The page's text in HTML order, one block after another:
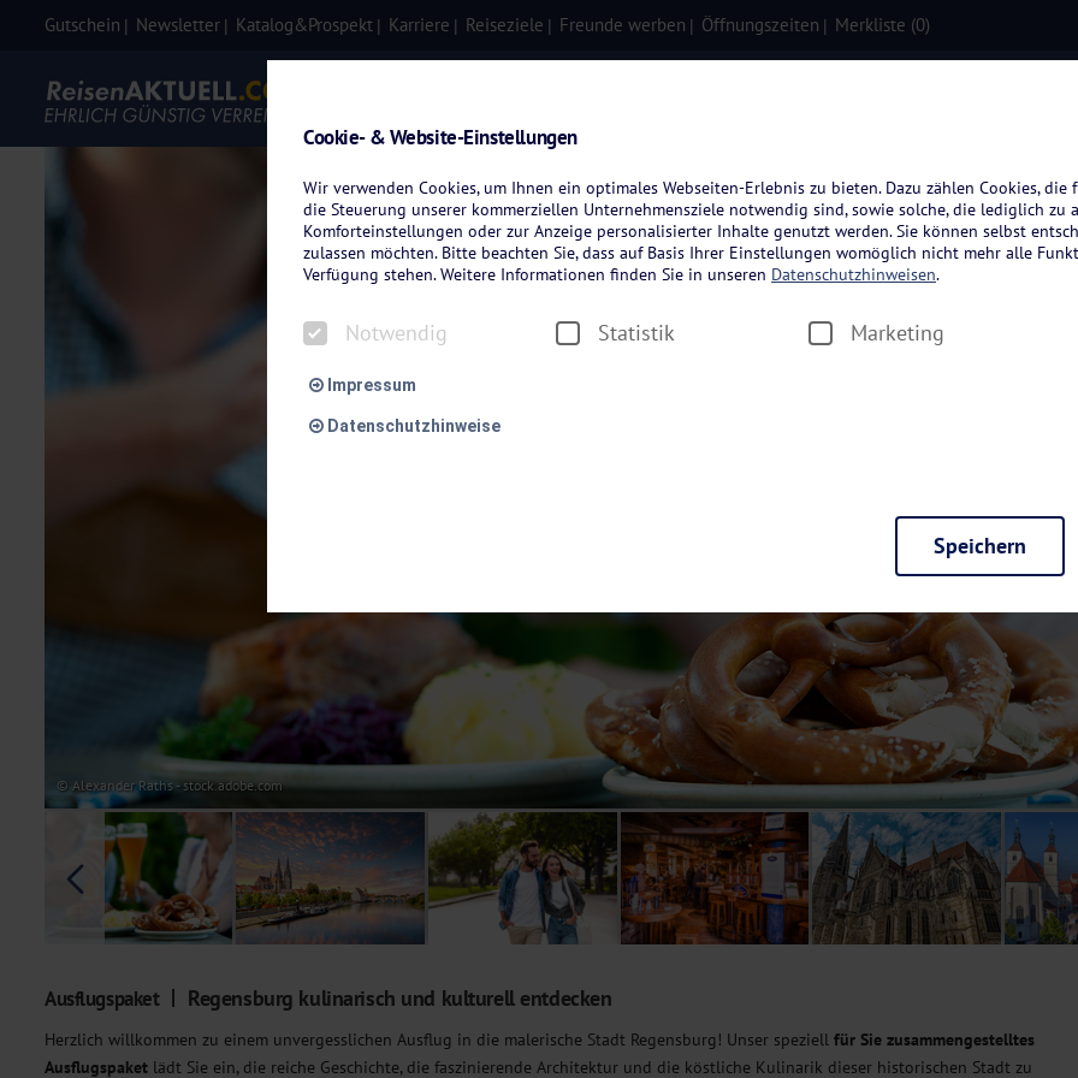
Gutschein Newsletter Katalog&Prospekt Karriere Reiseziele Freunde werben Öffnungszeiten Merkliste (0)
© Alexander Raths - stock.adobe.com
Ausflugspaket Regensburg kulinarisch und kulturell entdecken
Herzlich willkommen zu einem unvergesslichen Ausflug in die malerische Stadt Regensburg! Unser speziell für Sie zusammengestelltes
Ausflugspaket lädt Sie ein, die reiche Geschichte, die faszinierende Architektur und die köstliche Kulinarik dieser historischen Stadt zu
Cookie- & Website-Einstellungen
Wir verwenden Cookies, um Ihnen ein optimales Webseiten-Erlebnis zu bieten. Dazu zählen Cookies,
die Steuerung unserer kommerziellen Unternehmensziele notwendig sind, sowie solche, die lediglich zu
Komforteinstellungen oder zur Anzeige personalisierter Inhalte genutzt werden. Sie können selbst
zulassen möchten. Bitte beachten Sie, dass auf Basis Ihrer Einstellungen womöglich nicht mehr alle
Verfügung stehen. Weitere Informationen finden Sie in unseren Datenschutzhinweisen.
Notwendig Statistik Marketing
Impressum
Datenschutzhinweise
Diese Cookies sind für den Betrieb der Seite unbedingt notwendig und ermöglichen beispielsweise
möchten, um Ihnen unsere Dienste bei einem erneuten Besuch unserer Seite schneller zur Verfügung zu
Um unser Angebot und unsere Webseite weiter zu verbessern, erfassen wir anonymisierte Daten für
dieser Cookies können wir beispielsweise die Besucherzahlen und den Effekt bestimmter Seiten unseres
unsere Inhalte optimieren. Wir nutzen hierfür Dienste von Google und Facebook. Durch diese Dienste
Übermittlung, der auf unsere Website erfassten Daten, kommen. Weitere Hinweise zu der Verarbeitung
Datenschutzhinweisen
. Sie können Ihre Einwilligung jederzeit in den Cookie-Einstellungenwiderrufen.
Diese Cookies werden genutzt, um Ihnen personalisierte Inhalte, passend zu Ihren Interessen anzuzeigen.
Speichern